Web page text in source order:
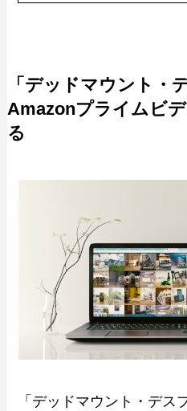
「デッドマウント・
Amazonプライムビ
る
「デッドマウント・デス